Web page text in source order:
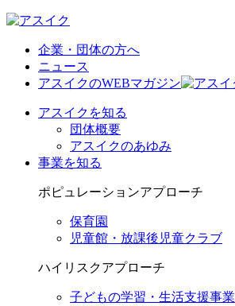
企業・団体の方へ
ニュース
アスイクのWEBマガジン
アスイクを知る
団体概要
アスイクのあゆみ
事業を知る
ポピュレーションアプローチ
保育園
児童館・放課後児童クラブ
ハイリスクアプローチ
子どもの学習・生活支援事業